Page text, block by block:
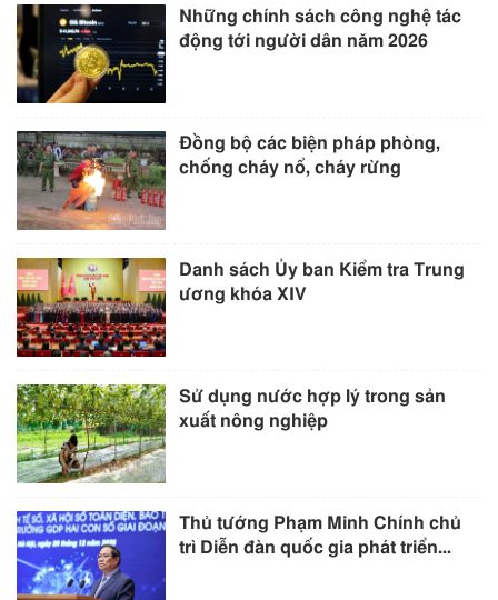
Những chính sách công nghệ tác
động tới người dân năm 2026
Đồng bộ các biện pháp phòng,
chống cháy nổ, cháy rừng
Danh sách Ủy ban Kiểm tra Trung
ương khóa XIV
Sử dụng nước hợp lý trong sản
xuất nông nghiệp
Thủ tướng Phạm Minh Chính chủ
trì Diễn đàn quốc gia phát triển...